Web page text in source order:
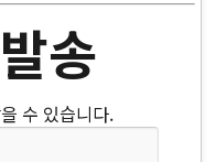
송
수 있습니다.